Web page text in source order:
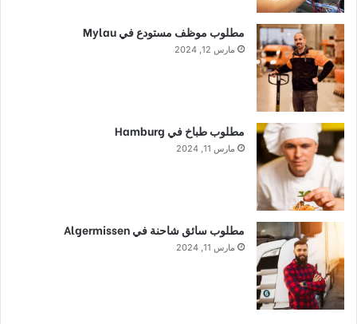
مطلوب موظف مستودع في Mylau
مارس 12, 2024
مطلوب طباخ في Hamburg
مارس 11, 2024
مطلوب سائق شاحنة في Algermissen
مارس 11, 2024